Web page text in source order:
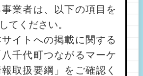
業者は、以下の項目を
てください。
イトへの掲載に関する
千代町つながるマーケ
取扱要綱」をご確認く